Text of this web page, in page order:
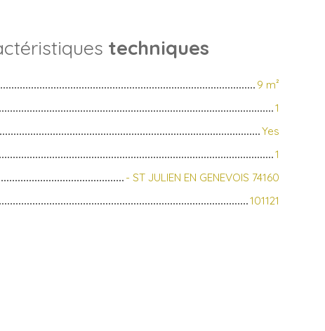
techniques
9 m²
1
Yes
1
- ST JULIEN EN GENEVOIS 74160
101121